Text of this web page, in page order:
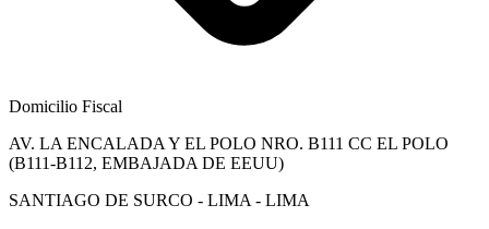
Domicilio Fiscal
AV. LA ENCALADA Y EL POLO NRO. B111 CC EL POLO
(B111-B112, EMBAJADA DE EEUU)
SANTIAGO DE SURCO - LIMA - LIMA